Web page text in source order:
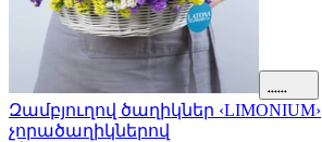
Զամբյուղով ծաղիկներ ‹LIMONIUM›
չորածաղիկներով